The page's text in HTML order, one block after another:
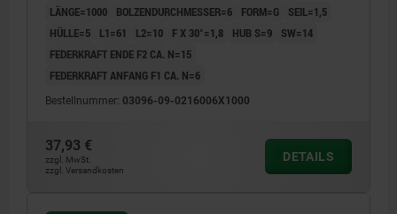
LÄNGE=1000
BOLZENDURCHMESSER=6 FORM=G
SEIL=1,5
HÜLLE=5
L1=61 L2=10 F X 30°=1,8 HUB S=9
SW=14
FEDERKRAFT ENDE F2 CA. N=15
FEDERKRAFT ANFANG F1 CA. N=6
Bestellnummer: 03096-09-0216006X1000
37,93 €
zzgl. MwSt.
zzgl. Versandkosten
DETAILS